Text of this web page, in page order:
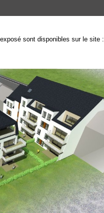
sont disponibles sur le site :